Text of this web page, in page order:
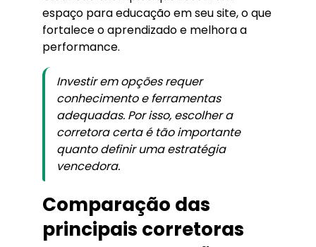
espaço para educação em seu site, o que
fortalece o aprendizado e melhora a
performance.
Investir em opções requer
conhecimento e ferramentas
adequadas. Por isso, escolher a
corretora certa é tão importante
quanto definir uma estratégia
vencedora.
Comparação das
principais corretoras